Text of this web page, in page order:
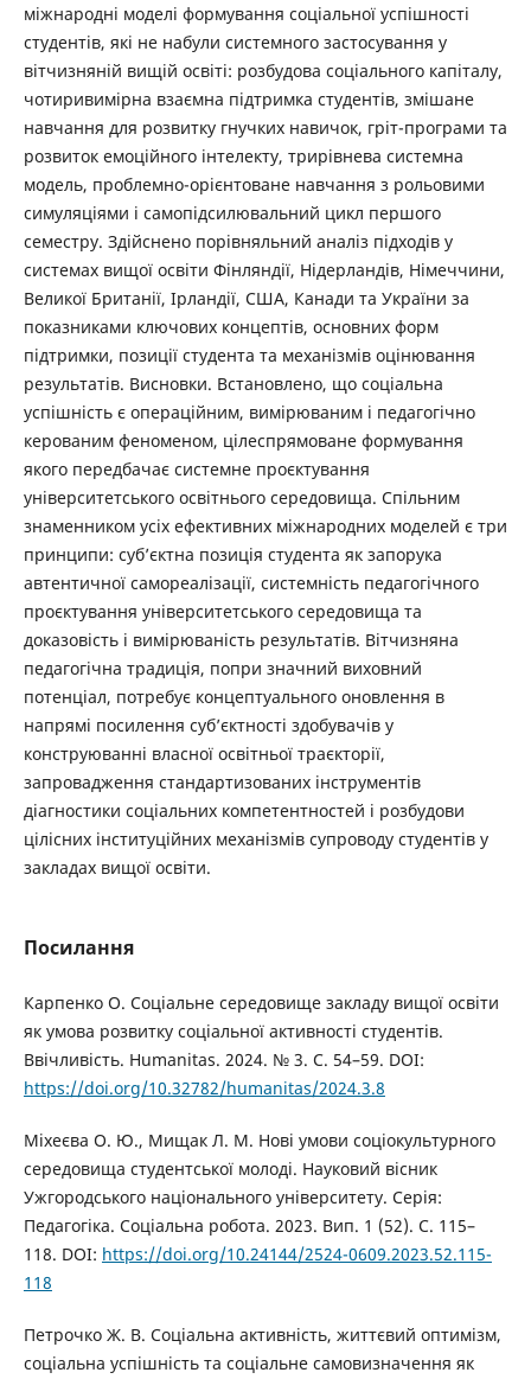
міжнародні моделі формування соціальної успішності
студентів, які не набули системного застосування у
вітчизняній вищій освіті: розбудова соціального капіталу,
чотиривимірна взаємна підтримка студентів, змішане
навчання для розвитку гнучких навичок, гріт-програми та
розвиток емоційного інтелекту, трирівнева системна
модель, проблемно-орієнтоване навчання з рольовими
симуляціями і самопідсилювальний цикл першого
семестру. Здійснено порівняльний аналіз підходів у
системах вищої освіти Фінляндії, Нідерландів, Німеччини,
Великої Британії, Ірландії, США, Канади та України за
показниками ключових концептів, основних форм
підтримки, позиції студента та механізмів оцінювання
результатів. Висновки. Встановлено, що соціальна
успішність є операційним, вимірюваним і педагогічно
керованим феноменом, цілеспрямоване формування
якого передбачає системне проєктування
університетського освітнього середовища. Спільним
знаменником усіх ефективних міжнародних моделей є три
принципи: суб’єктна позиція студента як запорука
автентичної самореалізації, системність педагогічного
проєктування університетського середовища та
доказовість і вимірюваність результатів. Вітчизняна
педагогічна традиція, попри значний виховний
потенціал, потребує концептуального оновлення в
напрямі посилення суб’єктності здобувачів у
конструюванні власної освітньої траєкторії,
запровадження стандартизованих інструментів
діагностики соціальних компетентностей і розбудови
цілісних інституційних механізмів супроводу студентів у
закладах вищої освіти.
Посилання
Карпенко О. Соціальне середовище закладу вищої освіти
як умова розвитку соціальної активності студентів.
Ввічливість. Humanitas. 2024. № 3. С. 54–59. DOI:
https://doi.org/10.32782/humanitas/2024.3.8
Міхеєва О. Ю., Мищак Л. М. Нові умови соціокультурного
середовища студентської молоді. Науковий вісник
Ужгородського національного університету. Серія:
Педагогіка. Соціальна робота. 2023. Вип. 1 (52). С. 115–
118. DOI: https://doi.org/10.24144/2524-0609.2023.52.115-
118
Петрочко Ж. В. Соціальна активність, життєвий оптимізм,
соціальна успішність та соціальне самовизначення як